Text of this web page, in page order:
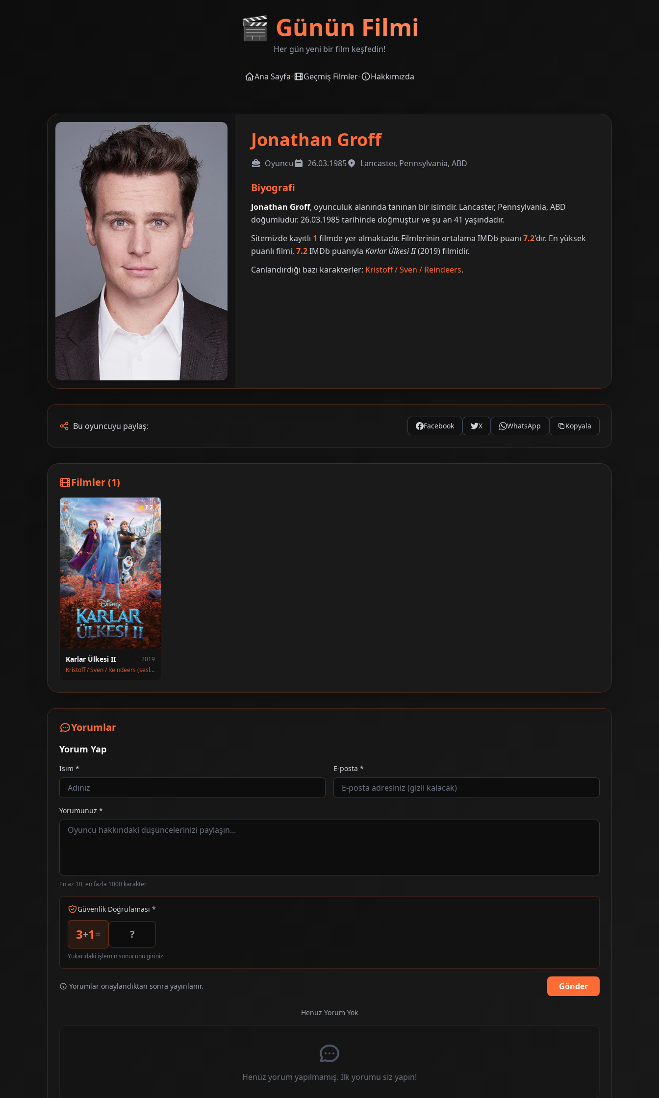
🎬 Günün Filmi
Her gün yeni bir film keşfedin!
Ana Sayfa• Geçmiş Filmler• Hakkımızda
Jonathan Groff
Oyuncu 26.03.1985 Lancaster, Pennsylvania, ABD
Biyografi
Jonathan Groff, oyunculuk alanında tanınan bir isimdir. Lancaster, Pennsylvania, ABD
doğumludur. 26.03.1985 tarihinde doğmuştur ve şu an 41 yaşındadır.
Sitemizde kayıtlı 1 filmde yer almaktadır. Filmlerinin ortalama IMDb puanı7.2'dır. En yüksek
puanlı filmi,7.2IMDb puanıylaKarlar Ülkesi II(2019) filmidir.
Canlandırdığı bazı karakterler: Kristoff / Sven / Reindeers.
Bu oyuncuyu paylaş: Facebook X WhatsApp Kopyala
Filmler (1)
7.2
Karlar Ülkesi II
2019
Kristoff / Sven / Reindeers (seslendirme)
Yorumlar
Yorum Yap
İsim * E-posta *
Yorumunuz *
En az 10, en fazla 1000 karakter
Güvenlik Doğrulaması *
3+1=
Yukarıdaki işlemin sonucunu giriniz
Yorumlar onaylandıktan sonra yayınlanır. Gönder
Henüz Yorum Yok
Henüz yorum yapılmamış. İlk yorumu siz yapın!